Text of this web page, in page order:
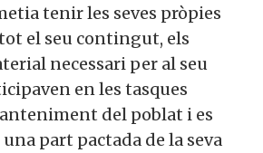
tenir les seves pròpies
el seu contingut, els
necessari per al seu
en les tasques
del poblat i es
part pactada de la seva